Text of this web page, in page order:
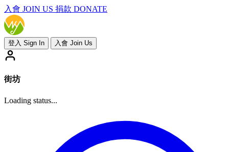
入會 JOIN US 捐款 DONATE
登入 Sign In 入會 Join Us
街坊
Loading status...